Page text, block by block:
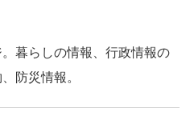
暮らしの情報、行政情報の
防災情報。